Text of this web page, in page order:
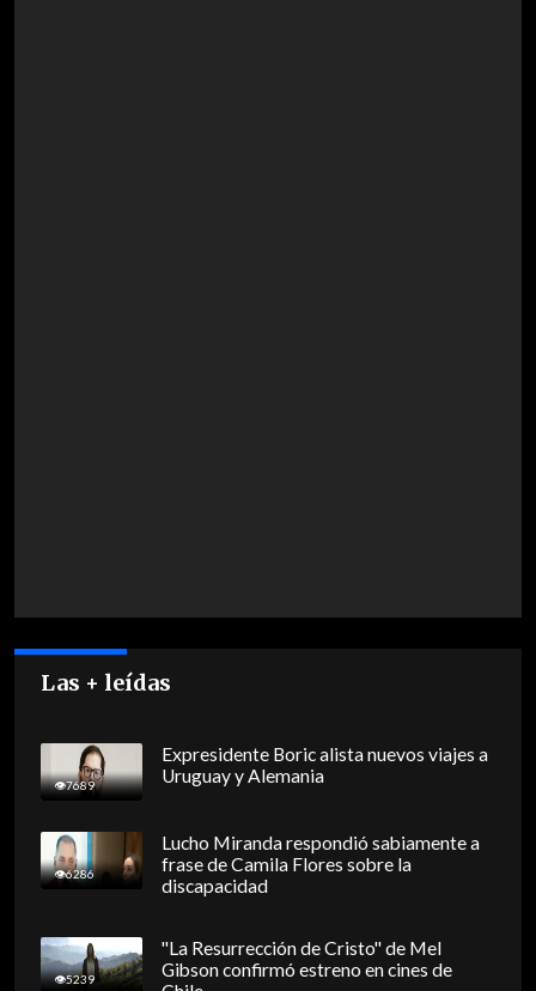
Las + leídas
7689
Expresidente Boric alista nuevos viajes a
Uruguay y Alemania
6286
Lucho Miranda respondió sabiamente a
frase de Camila Flores sobre la
discapacidad
5239
"La Resurrección de Cristo" de Mel
Gibson confirmó estreno en cines de